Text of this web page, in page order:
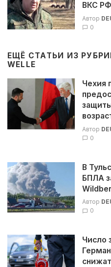
ВКС РФ
Автор
0
ЕЩЁ СТАТЬИ ИЗ
WELLE
Чехия
Автор
0
В
БПЛА
Автор
0
Число